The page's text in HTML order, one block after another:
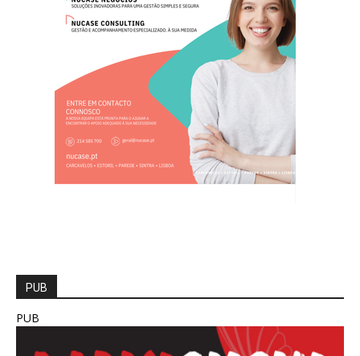
PUB
PUB